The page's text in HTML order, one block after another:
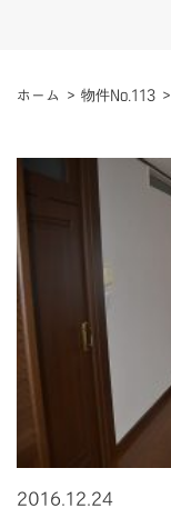
ホーム > 物件No.113 >
2016.12.24